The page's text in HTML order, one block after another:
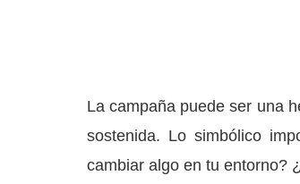
La campaña puede ser una
sostenida. Lo simbólico
cambiar algo en tu entorno?